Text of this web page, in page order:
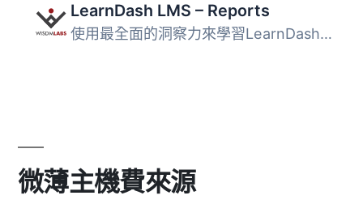
LearnDash LMS – Reports
使用最全面的洞察力來學習LearnDash報告儀表板 用我們智能新...
微薄主機費來源